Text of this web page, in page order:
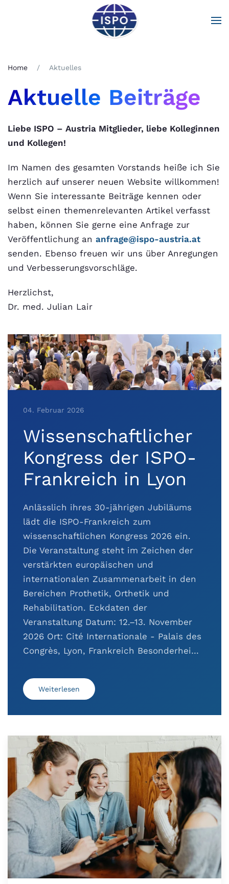
Zum Hauptinhalt springen
Home Aktuelles
Aktuelle Beiträge
Liebe ISPO – Austria Mitglieder, liebe Kolleginnen
und Kollegen!
Im Namen des gesamten Vorstands heiße ich Sie
herzlich auf unserer neuen Website willkommen!
Wenn Sie interessante Beiträge kennen oder
selbst einen themenrelevanten Artikel verfasst
haben, können Sie gerne eine Anfrage zur
Veröffentlichung an anfrage@ispo-austria.at
senden. Ebenso freuen wir uns über Anregungen
und Verbesserungsvorschläge.
Herzlichst,
Dr. med. Julian Lair
04. Februar 2026
Wissenschaftlicher
Kongress der ISPO-
Frankreich in Lyon
Anlässlich ihres 30-jährigen Jubiläums
lädt die ISPO-Frankreich zum
wissenschaftlichen Kongress 2026 ein.
Die Veranstaltung steht im Zeichen der
verstärkten europäischen und
internationalen Zusammenarbeit in den
Bereichen Prothetik, Orthetik und
Rehabilitation. Eckdaten der
Veranstaltung Datum: 12.–13. November
2026 Ort: Cité Internationale - Palais des
Congrès, Lyon, Frankreich Besonderhei…
Weiterlesen